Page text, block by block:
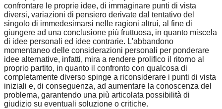
confrontare le proprie idee, di immaginare punti di vista
diversi, variazioni di pensiero derivate dal tentativo del
singolo di immedesimarsi nelle ragioni altrui, al fine di
giungere ad una conclusione più fruttuosa, in quanto miscela
di idee personali ed idee contrarie. L'abbandono
momentaneo delle considerazioni personali per ponderare
idee alternative, infatti, mira a rendere prolifico il ritorno al
proprio partito, in quanto il confronto con qualcosa di
completamente diverso spinge a riconsiderare i punti di vista
iniziali e, di conseguenza, ad aumentare la conoscenza del
problema, garantendo una più articolata possibilità di
giudizio su eventuali soluzione o critiche.